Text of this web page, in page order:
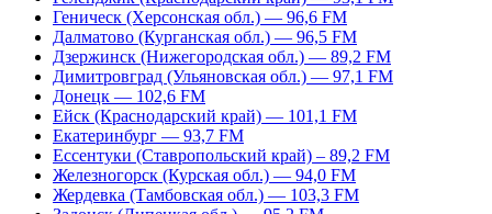
Геническ (Херсонская обл.) — 96,6 FM
Далматово (Курганская обл.) — 96,5 FM
Дзержинск (Нижегородская обл.) — 89,2 FM
Димитровград (Ульяновская обл.) — 97,1 FM
Донецк — 102,6 FM
Ейск (Краснодарский край) — 101,1 FM
Екатеринбург — 93,7 FM
Ессентуки (Ставропольский край) – 89,2 FM
Железногорск (Курская обл.) — 94,0 FM
Жердевка (Тамбовская обл.) — 103,3 FM